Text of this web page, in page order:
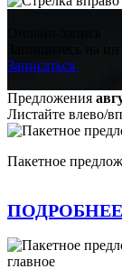
Запишитесь на
Записаться
Предложения
Листайте влево/
Пакетное
ПОДРОБНЕЕ